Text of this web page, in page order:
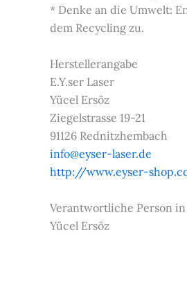
* Denke an die Umwelt:
dem Recycling zu.
Herstellerangabe
E.Y.ser Laser
Yücel Ersöz
Ziegelstrasse 19-21
91126 Rednitzhembach
info@eyser-laser.de
http://www.eyser-
Verantwortliche Person
Yücel Ersöz